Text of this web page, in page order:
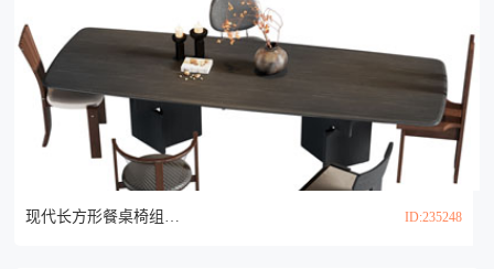
现代长方形餐桌椅组合3d模型 ID:235248